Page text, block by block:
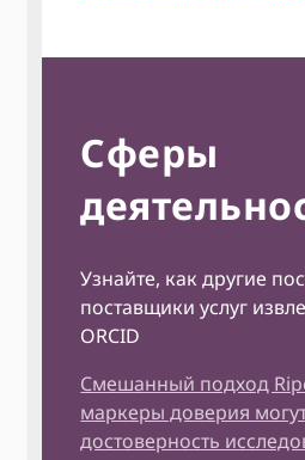
Сферы
Узнайте, как другие
поставщики услуг
ORCID
Смешанный подход
маркеры доверия
достоверность